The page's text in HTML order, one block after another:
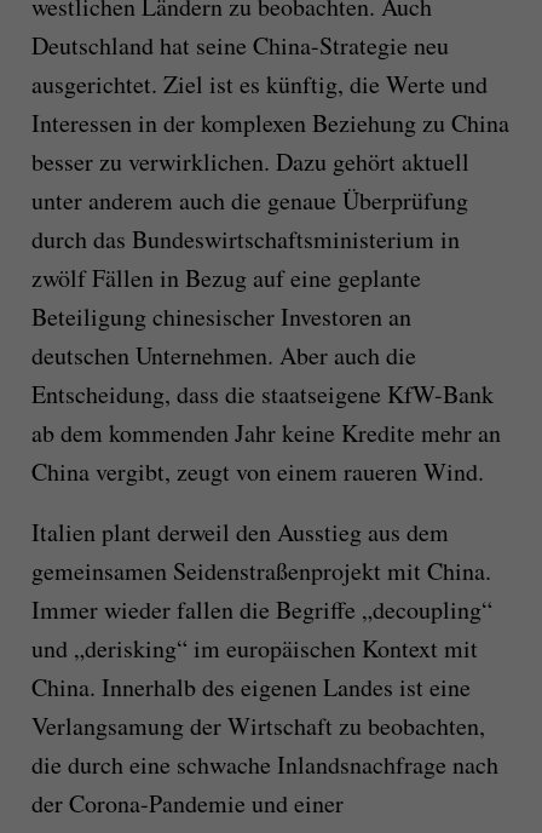
westlichen Ländern zu beobachten. Auch
Deutschland hat seine China-Strategie neu
ausgerichtet. Ziel ist es künftig, die Werte und
Interessen in der komplexen Beziehung zu China
besser zu verwirklichen. Dazu gehört aktuell
unter anderem auch die genaue Überprüfung
durch das Bundeswirtschaftsministerium in
zwölf Fällen in Bezug auf eine geplante
Beteiligung chinesischer Investoren an
deutschen Unternehmen. Aber auch die
Entscheidung, dass die staatseigene KfW-Bank
ab dem kommenden Jahr keine Kredite mehr an
China vergibt, zeugt von einem raueren Wind.
Italien plant derweil den Ausstieg aus dem
gemeinsamen Seidenstraßenprojekt mit China.
Immer wieder fallen die Begriffe „decoupling“
und „derisking“ im europäischen Kontext mit
China. Innerhalb des eigenen Landes ist eine
Verlangsamung der Wirtschaft zu beobachten,
die durch eine schwache Inlandsnachfrage nach
der Corona-Pandemie und einer